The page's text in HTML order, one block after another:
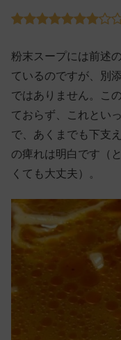
粉末スープには前述
ているのですが、別
ではありません。こ
ておらず、これとい
で、あくまでも下支
の痺れは明白です（
くても大丈夫）。